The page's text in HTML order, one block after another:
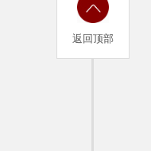
返回顶部